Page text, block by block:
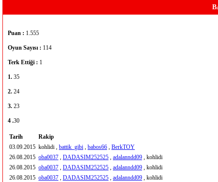
Puan : 1.555
Oyun Sayısı : 114
Terk Ettiği : 1
1. 35
2. 24
3. 23
4 .30
Tarih
Rakip
03.09.2015 kohlidi , battik_gibi , babos66 , BerkTOY
26.08.2015 oba0037 , DADASIM252525 , adalanndd09 , kohlidi
26.08.2015 oba0037 , DADASIM252525 , adalanndd09 , kohlidi
26.08.2015 oba0037 , DADASIM252525 , adalanndd09 , kohlidi